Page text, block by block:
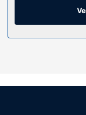
kostenlose
Ausstattung der
Kostenloses WLAN,